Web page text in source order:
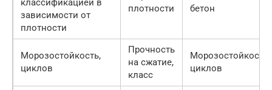
классификацией в
зависимости от
плотности
плотности
бетон
Морозостойкость,
циклов
Прочность
на сжатие,
класс
Морозостойкость,
циклов